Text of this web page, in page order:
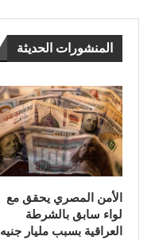
المنشورات الحديثة
الأمن المصري يحقق مع
لواء سابق بالشرطة
العراقية بسبب مليار جنيه